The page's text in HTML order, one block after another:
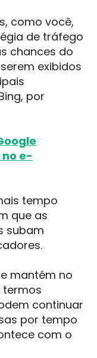
como você,
de tráfego
chances do
exibidos
por
e-
tempo
que as
subam
mantém no
termos
continuar
por tempo
com o